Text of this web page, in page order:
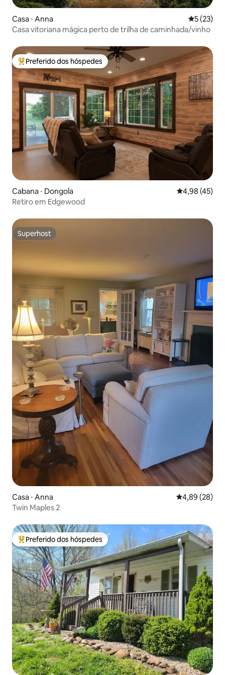
Casa ⋅ Anna 5 de uma
5 (23)
Casa vitoriana mágica perto de trilha de caminhada/vinho
Entre os melhores preferidos dos hóspedes
Preferido dos hóspedes
Cabana ⋅ Dongola 4,98 de uma
4,98 (45)
Retiro em Edgewood
Superhost
Superhost
Casa ⋅ Anna 4,89 de uma
4,89 (28)
Twin Maples 2
Entre os melhores preferidos dos hóspedes
Preferido dos hóspedes